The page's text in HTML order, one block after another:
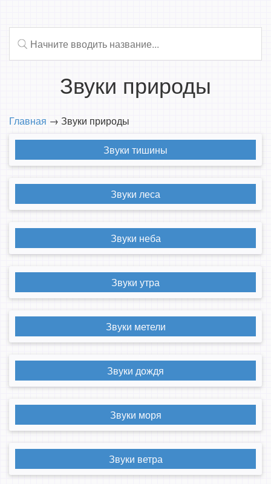
Звуки природы
Главная → Звуки природы
Звуки тишины
Звуки леса
Звуки неба
Звуки утра
Звуки метели
Звуки дождя
Звуки моря
Звуки ветра